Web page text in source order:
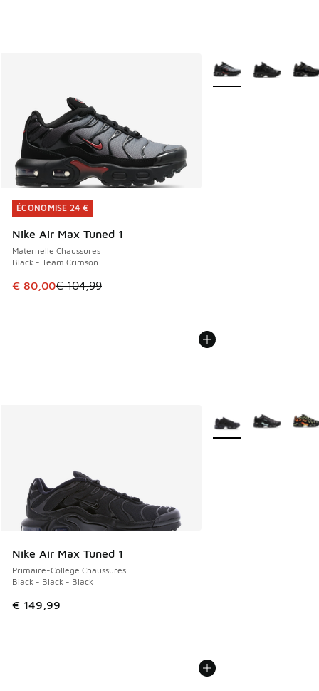
ÉCONOMISE 24 €
Nike Air Max Tuned 1
Maternelle Chaussures
Black - Team Crimson
Cet article est en promotion. Prix en baisse de € 104,99 à
€ 80,00€ 104,99
ÉCONOMISE 24 €
Plus de couleurs
Nike Air Max Tuned 1
Primaire-College Chaussures
Black - Black - Black
€ 149,99
Plus de couleurs